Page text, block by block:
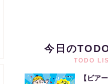
今日の
TODO
【ビア